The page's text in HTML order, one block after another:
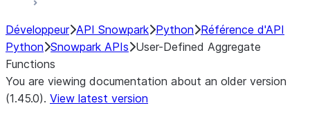
Développeur API Snowpark Python Référence d'API
Python Snowpark APIs User-Defined Aggregate
Functions
You are viewing documentation about an older version
(1.45.0). View latest version